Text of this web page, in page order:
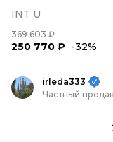
INT U
369 603 ₽
250 770 ₽ -32%
irleda333
Частный